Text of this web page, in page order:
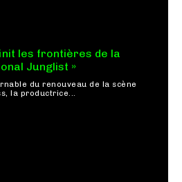
les frontières de la
Junglist »
la productrice...